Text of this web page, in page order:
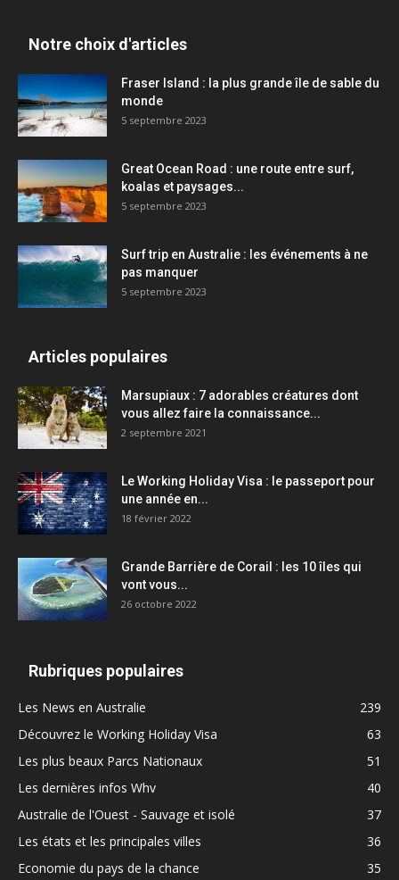
Notre choix d'articles
Fraser Island : la plus grande île de sable du
monde
5 septembre 2023
Great Ocean Road : une route entre surf,
koalas et paysages...
5 septembre 2023
Surf trip en Australie : les événements à ne
pas manquer
5 septembre 2023
Articles populaires
Marsupiaux : 7 adorables créatures dont
vous allez faire la connaissance...
2 septembre 2021
Le Working Holiday Visa : le passeport pour
une année en...
18 février 2022
Grande Barrière de Corail : les 10 îles qui
vont vous...
26 octobre 2022
Rubriques populaires
Les News en Australie
239
Découvrez le Working Holiday Visa
63
Les plus beaux Parcs Nationaux
51
Les dernières infos Whv
40
Australie de l'Ouest - Sauvage et isolé
37
Les états et les principales villes
36
Economie du pays de la chance
35